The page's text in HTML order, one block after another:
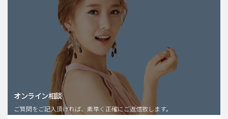
脂肪注入(アンチエイジング)
豊胸手術・バストアップ
オンライン相談
ご質問をご記入頂ければ、素早く正確にご返信致します。